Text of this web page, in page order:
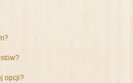
opcji?